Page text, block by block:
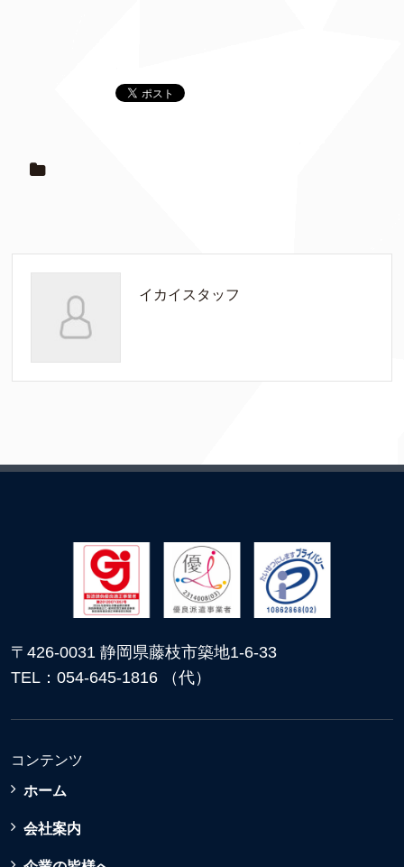
イカイスタッフ
〒426-0031 静岡県藤枝市築地1-6-33
TEL：054-645-1816 （代）
コンテンツ
ホーム
会社案内